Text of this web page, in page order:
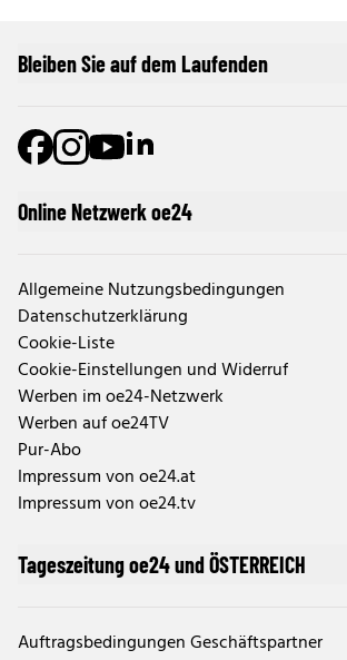
Online Netzwerk oe24
Allgemeine Nutzungsbedingungen
Datenschutzerklärung
Cookie-Liste
Cookie-Einstellungen und Widerruf
Werben im oe24-Netzwerk
Werben auf oe24TV
Pur-Abo
Impressum von oe24.at
Impressum von oe24.tv
Tageszeitung oe24 und ÖSTERREICH
Auftragsbedingungen Geschäftspartner
Bleiben Sie auf dem Laufenden